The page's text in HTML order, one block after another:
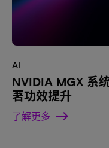
AI
NVIDIA MGX 系
著功效提升
了解更多